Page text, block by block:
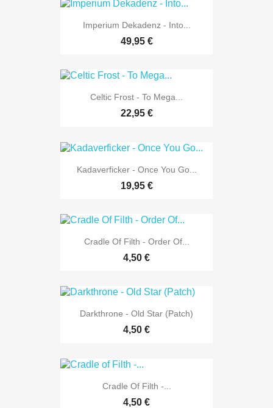
Imperium Dekadenz - Into...
49,95 €
Celtic Frost - To Mega...
22,95 €
Kadaverficker - Once You Go...
19,95 €
Cradle Of Filth - Order Of...
4,50 €
Darkthrone - Old Star (Patch)
4,50 €
Cradle Of Filth -...
4,50 €